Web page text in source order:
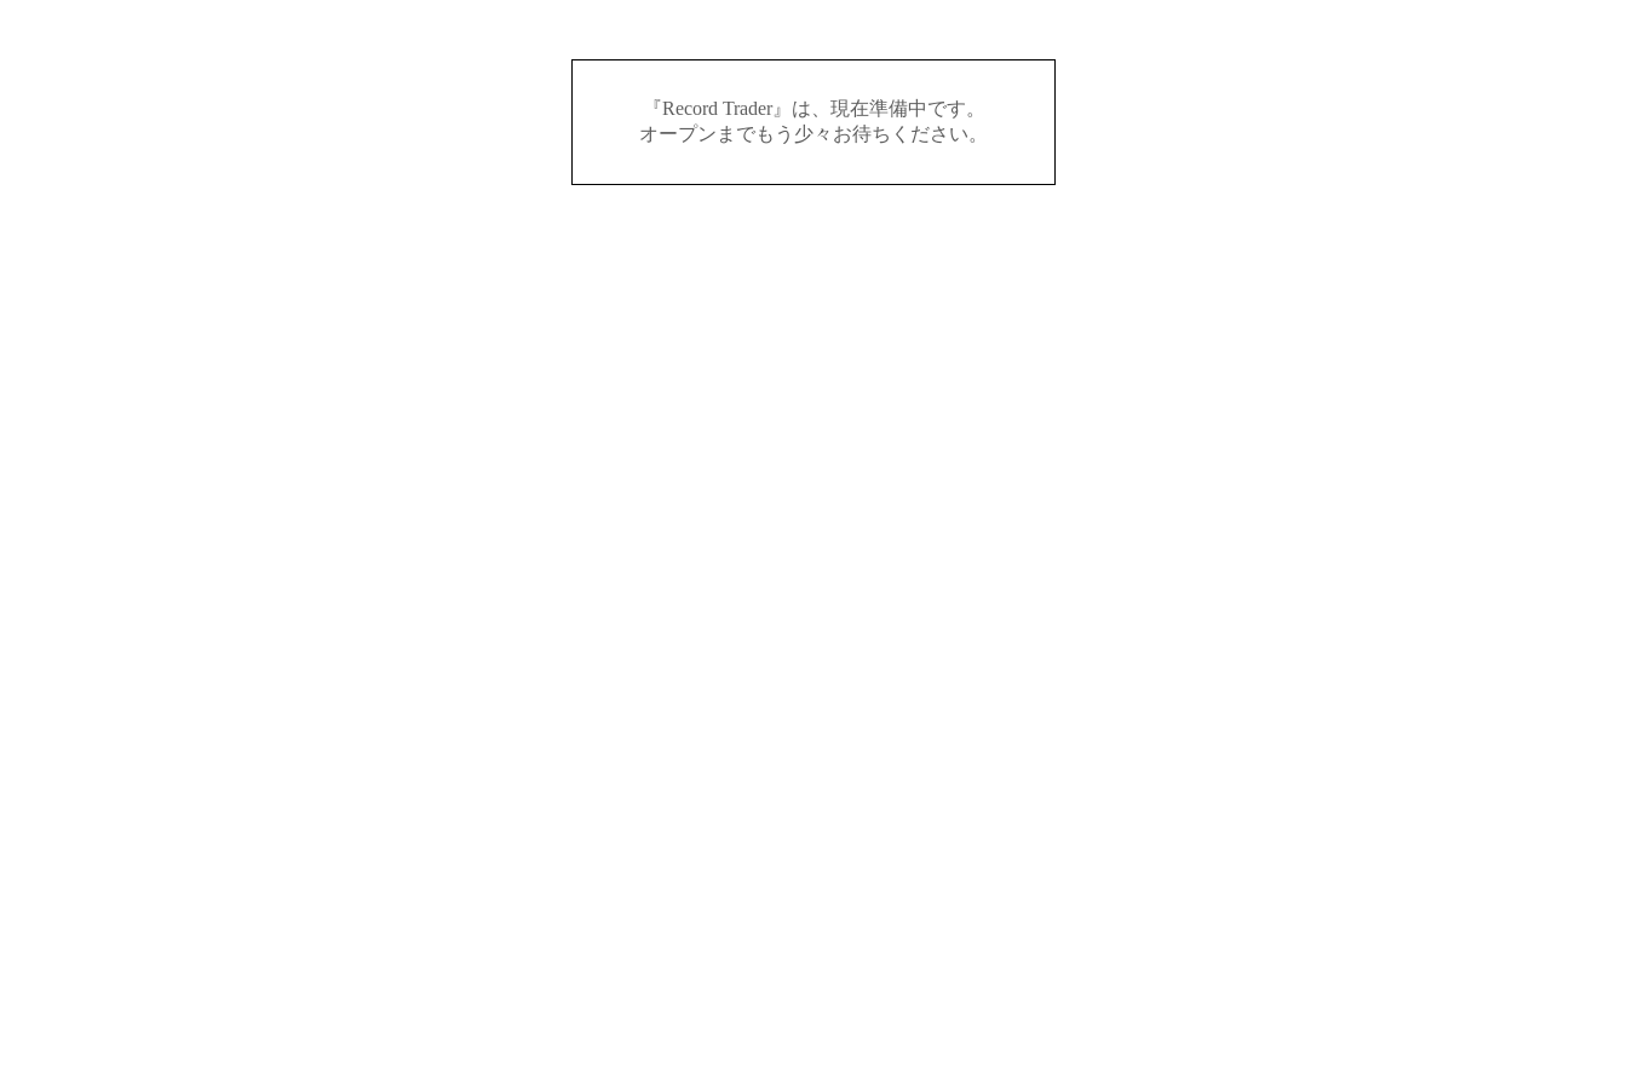
『Record Trader』は、現在準備中です。
オープンまでもう少々お待ちください。